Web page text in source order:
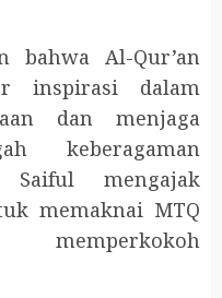
bahwa Al-Qur’an
inspirasi dalam
dan menjaga
keberagaman
Saiful mengajak
memaknai MTQ
memperkokoh